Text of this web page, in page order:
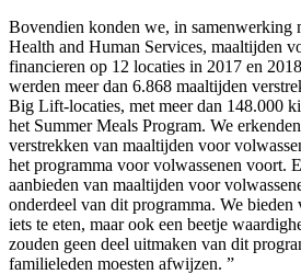
Bovendien konden we, in samenwerking
Health and Human Services, maaltijden
financieren op 12 locaties in 2017 en
werden meer dan 6.868 maaltijden
Big Lift-locaties, met meer dan 148.000
het Summer Meals Program. We
verstrekken van maaltijden voor
het programma voor volwassenen voort.
aanbieden van maaltijden voor
onderdeel van dit programma. We bieden
iets te eten, maar ook een beetje
zouden geen deel uitmaken van dit
familieleden moesten afwijzen. ”